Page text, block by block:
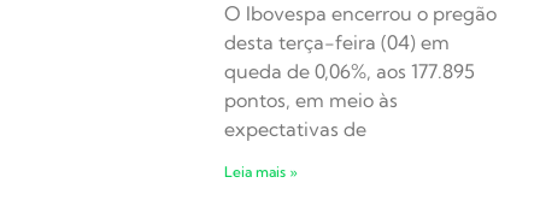
O Ibovespa encerrou o pregão
desta terça-feira (04) em
queda de 0,06%, aos 177.895
pontos, em meio às
expectativas de
Leia mais »